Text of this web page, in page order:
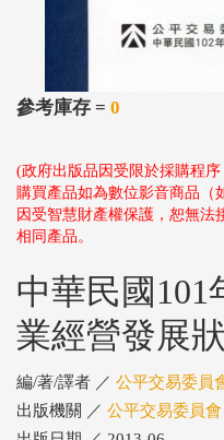
參考庫存 = 0
(政府出版品因受限於採購程
購買產品如為數位影音商品（
因受智慧財產權保護，恕無法
相同產品。
中華民國101
業經營發展
編/著/譯者 ／ 公平交易委員
出版機關 ／ 公平交易委員會